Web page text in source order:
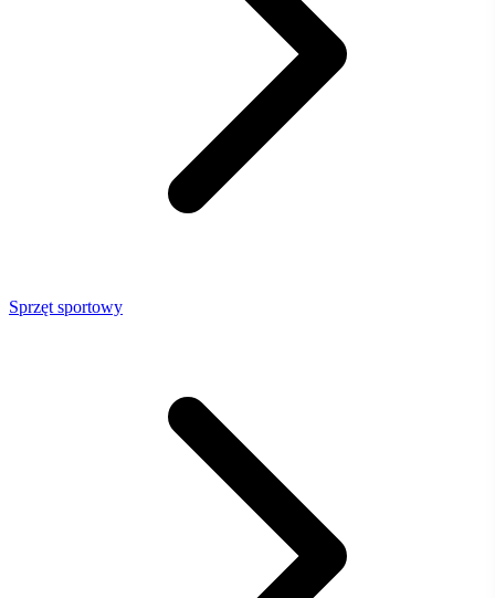
Sprzęt sportowy